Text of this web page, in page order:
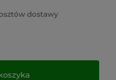
dostawy